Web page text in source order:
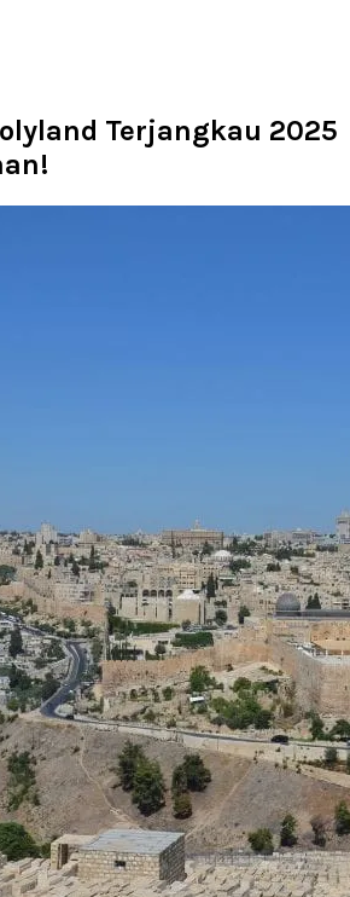
Terjangkau 2025